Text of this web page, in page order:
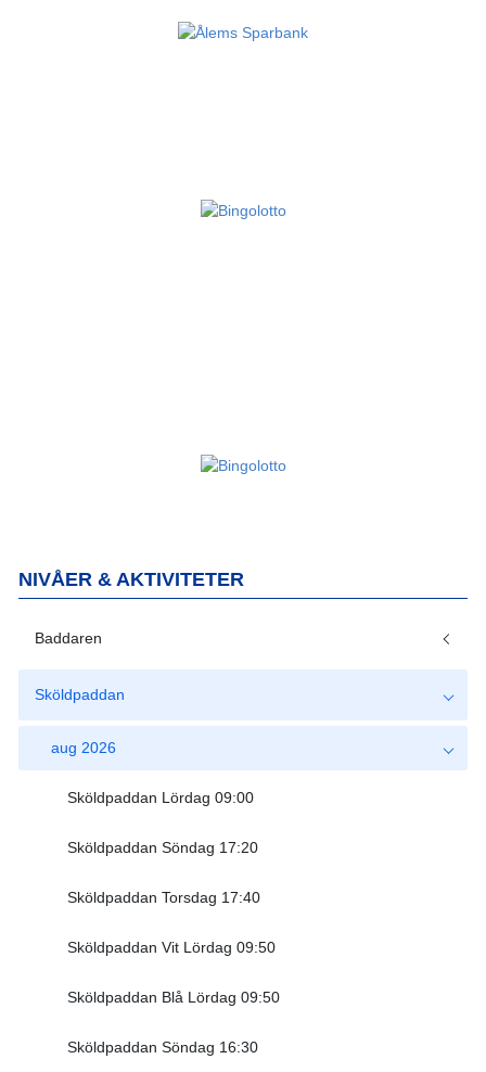
NIVÅER & AKTIVITETER
Baddaren
Sköldpaddan
aug 2026
Sköldpaddan Lördag 09:00
Sköldpaddan Söndag 17:20
Sköldpaddan Torsdag 17:40
Sköldpaddan Vit Lördag 09:50
Sköldpaddan Blå Lördag 09:50
Sköldpaddan Söndag 16:30